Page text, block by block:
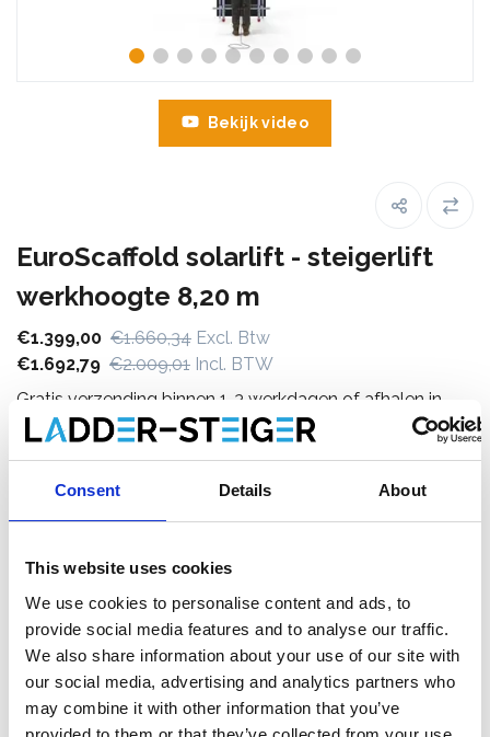
Consent Details About
This website uses cookies
We use cookies to personalise content and ads, to
provide social media features and to analyse our traffic.
We also share information about your use of our site with
our social media, advertising and analytics partners who
may combine it with other information that you’ve
Bekijk video
EuroScaffold solarlift - steigerlift
werkhoogte 8,20 m
€1.399,00 €1.660,34 Excl. Btw
€1.692,79 €2.009,01 Incl. BTW
Gratis verzending binnen 1-3 werkdagen of afhalen in
Maaseik (contacteer onze klantenservice)
Toevoegen aan offerte
Opslaan in favorieten